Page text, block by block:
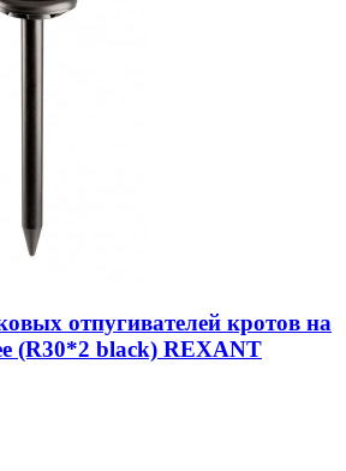
отпугивателей кротов на
(R30*2 black) REXANT